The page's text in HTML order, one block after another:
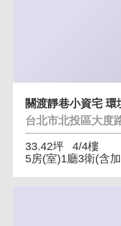
台北市北投區大度
33.42坪
4/4樓
5房(室)1廳3衛(含